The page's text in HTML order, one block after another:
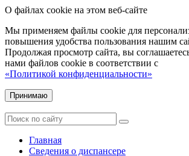
О файлах cookie на этом веб-сайте
Мы применяем файлы cookie для
повышения удобства пользования нашим
Продолжая просмотр сайта, вы
нами файлов cookie в соответствии с
«Политикой конфиденциальности»
Принимаю
Главная
Сведения о диспансере